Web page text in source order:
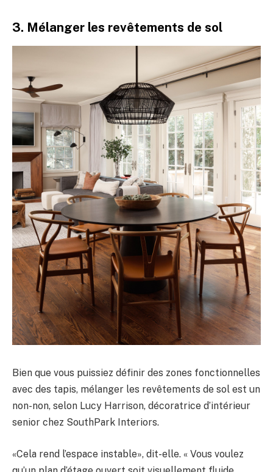
3. Mélanger les revêtements de sol
Bien que vous puissiez définir des zones fonctionnelles
avec des tapis, mélanger les revêtements de sol est un
non-non, selon Lucy Harrison, décoratrice d’intérieur
senior chez SouthPark Interiors.
«Cela rend l’espace instable», dit-elle. « Vous voulez